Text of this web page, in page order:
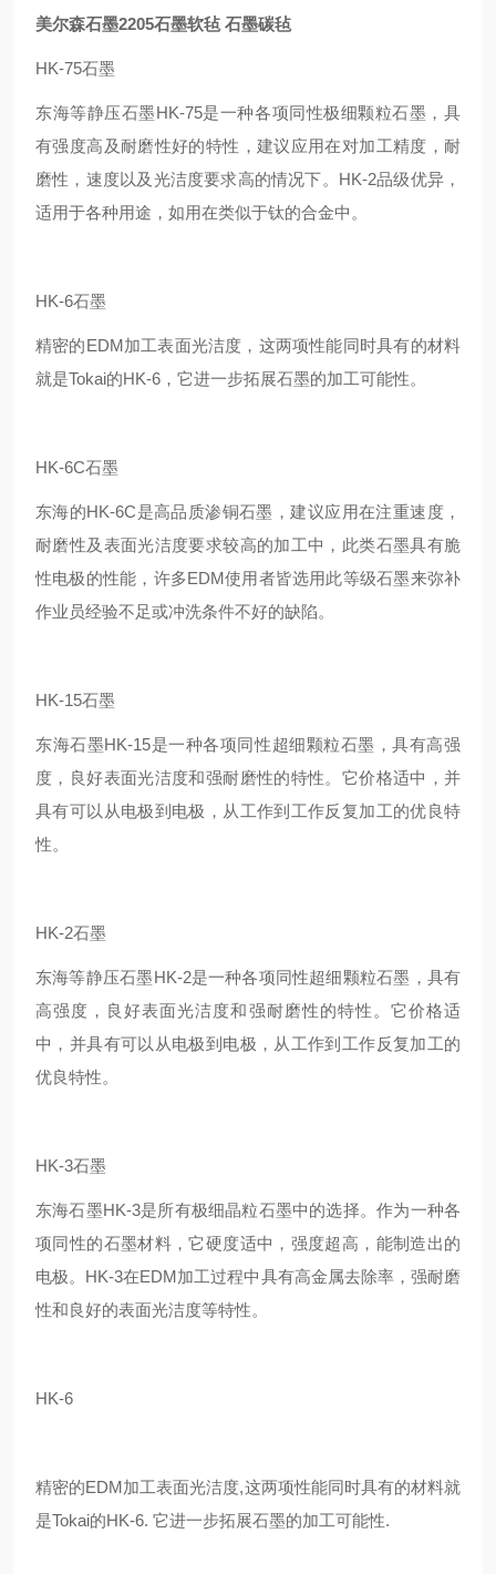
美尔森石墨2205石墨软毡 石墨碳毡
HK-75石墨
东海等静压石墨HK-75是一种各项同性极细颗粒石墨，具
有强度高及耐磨性好的特性，建议应用在对加工精度，耐
磨性，速度以及光洁度要求高的情况下。HK-2品级优异，
适用于各种用途，如用在类似于钛的合金中。
HK-6石墨
精密的EDM加工表面光洁度，这两项性能同时具有的材料
就是Tokai的HK-6，它进一步拓展石墨的加工可能性。
HK-6C石墨
东海的HK-6C是高品质渗铜石墨，建议应用在注重速度，
耐磨性及表面光洁度要求较高的加工中，此类石墨具有脆
性电极的性能，许多EDM使用者皆选用此等级石墨来弥补
作业员经验不足或冲洗条件不好的缺陷。
HK-15石墨
东海石墨HK-15是一种各项同性超细颗粒石墨，具有高强
度，良好表面光洁度和强耐磨性的特性。它价格适中，并
具有可以从电极到电极，从工作到工作反复加工的优良特
性。
HK-2石墨
东海等静压石墨HK-2是一种各项同性超细颗粒石墨，具有
高强度，良好表面光洁度和强耐磨性的特性。它价格适
中，并具有可以从电极到电极，从工作到工作反复加工的
优良特性。
HK-3石墨
东海石墨HK-3是所有极细晶粒石墨中的选择。作为一种各
项同性的石墨材料，它硬度适中，强度超高，能制造出的
电极。HK-3在EDM加工过程中具有高金属去除率，强耐磨
性和良好的表面光洁度等特性。
HK-6
精密的EDM加工表面光洁度,这两项性能同时具有的材料就
是Tokai的HK-6. 它进一步拓展石墨的加工可能性.